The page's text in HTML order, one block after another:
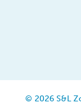
© 2026 S&L